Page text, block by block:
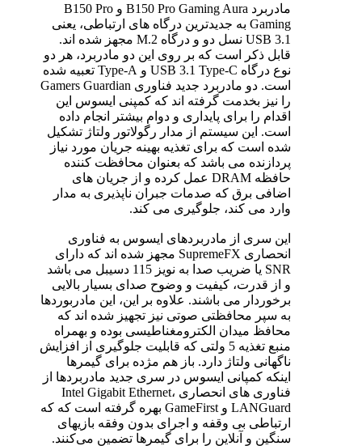
مادربرد B150 Pro Gaming Aura و B150 Pro
Gaming به جدیدترین درگاه های ارتباطی، یعنی
USB 3.1 نسل دو و درگاه M.2 مجهز شده اند.
قابل ذکر است که بر روی این دو مادربرد، هر دو
نوع درگاه USB 3.1 Type-C و Type-A تعبیه شده
است. دو مادربرد جدید فناوری Gamers Guardian
را نیز بخدمت گرفته اند که کمپنی ایسوس این
اقدام را برای پایداری و دوام بیشتر انجام داده
است. این سیستم از مدار رگولاتور ولتاژ تشکیل
شده است که برای تغذیه بهینه جریان مورد نیاز
پردازنده می باشد که بعنوان محافظت کننده
حافظه DRAM عمل کرده و از جریان های
اضافی برق که صدمات جبران ناپذیری به مدار
وارد می کند، جلوگیری می کند.
این سری از مادربردهای ایسوس به فناوری
انحصاری SupremeFX مجهز شده اند که دارای
SNR یا ضریب صدا به نویز 115 دسیبل می باشد
و از قدرت، کیفیت و وضوح صدای بسیار بالایی
برخوردار می باشند. علاوه بر این، این مادربوردها
به سپر محافظتی صوتی نیز تجهیز شده اند که
محافظ میدان الکترومغناطیسی بوده و بهمراه
منبع تغذیه 5 ولتی که قابلیت جلوگیری از افزایش
ناگهانی ولتاژ دارد. باز هم مژده برای گیمرها
اینکه کمپانی ایسوس در سری جدید مادربردها از
فناوری های انحصاری Intel Gigabit Ethernet،
LANGuard و GameFirst بهره گرفته است که که
ارتباطی بی وقفه و اجرای بدون وفقه بازیهای
سنگین و آنلاین را برای گیمرها تضمین می‌کنند.